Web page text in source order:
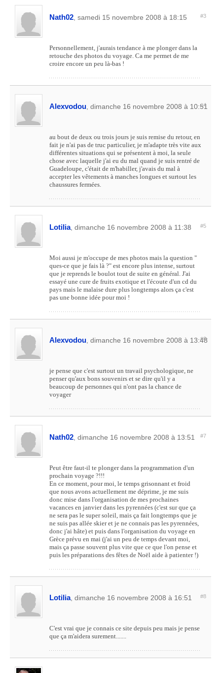
Nath02 , samedi 15 novembre 2008 à 18:15 #3
Personnellement, j'aurais tendance à me plonger dans la
retouche des photos du voyage. Ca me permet de me
croire encore un peu là-bas !
Alexvodou , dimanche 16 novembre 2008 à 10:51
#4
au bout de deux ou trois jours je suis remise du retour, en
fait je n'ai pas de truc particulier, je m'adapte très vite aux
différentes situations qui se présentent à moi, la seule
chose avec laquelle j'ai eu du mal quand je suis rentré de
Guadeloupe, c'était de m'habiller, j'avais du mal à
accepter les vêtements à manches longues et surtout les
chaussures fermées.
Lotilia, dimanche 16 novembre 2008 à 11:38 #5
Moi aussi je m'occupe de mes photos mais la question "
ques-ce que je fais là ?" est encore plus intense, surtout
que je reprends le boulot tout de suite en général. J'ai
essayé une cure de fruits exotique et l'écoute d'un cd du
pays mais le malaise dure plus longtemps alors ça c'est
pas une bonne idée pour moi !
Alexvodou , dimanche 16 novembre 2008 à 13:48
#6
je pense que c'est surtout un travail psychologique, ne
penser qu'aux bons souvenirs et se dire qu'il y a
beaucoup de personnes qui n'ont pas la chance de
voyager
Nath02 , dimanche 16 novembre 2008 à 13:51 #7
Peut être faut-il te plonger dans la programmation d'un
prochain voyage ?!!!
En ce moment, pour moi, le temps grisonnant et froid
que nous avons actuellement me déprime, je me suis
donc mise dans l'organisation de mes prochaines
vacances en janvier dans les pyrennées (c'est sur que ça
ne sera pas le super soleil, mais ça fait longtemps que je
ne suis pas allée skier et je ne connais pas les pyrennées,
donc j'ai hâte) et puis dans l'organisation du voyage en
Grèce prévu en mai (j'ai un peu de temps devant moi,
mais ça passe souvent plus vite que ce que l'on pense et
puis les préparations des fêtes de Noël aide à patienter !)
Lotilia, dimanche 16 novembre 2008 à 16:51 #8
C'est vrai que je connais ce site depuis peu mais je pense
que ça m'aidera surement.......